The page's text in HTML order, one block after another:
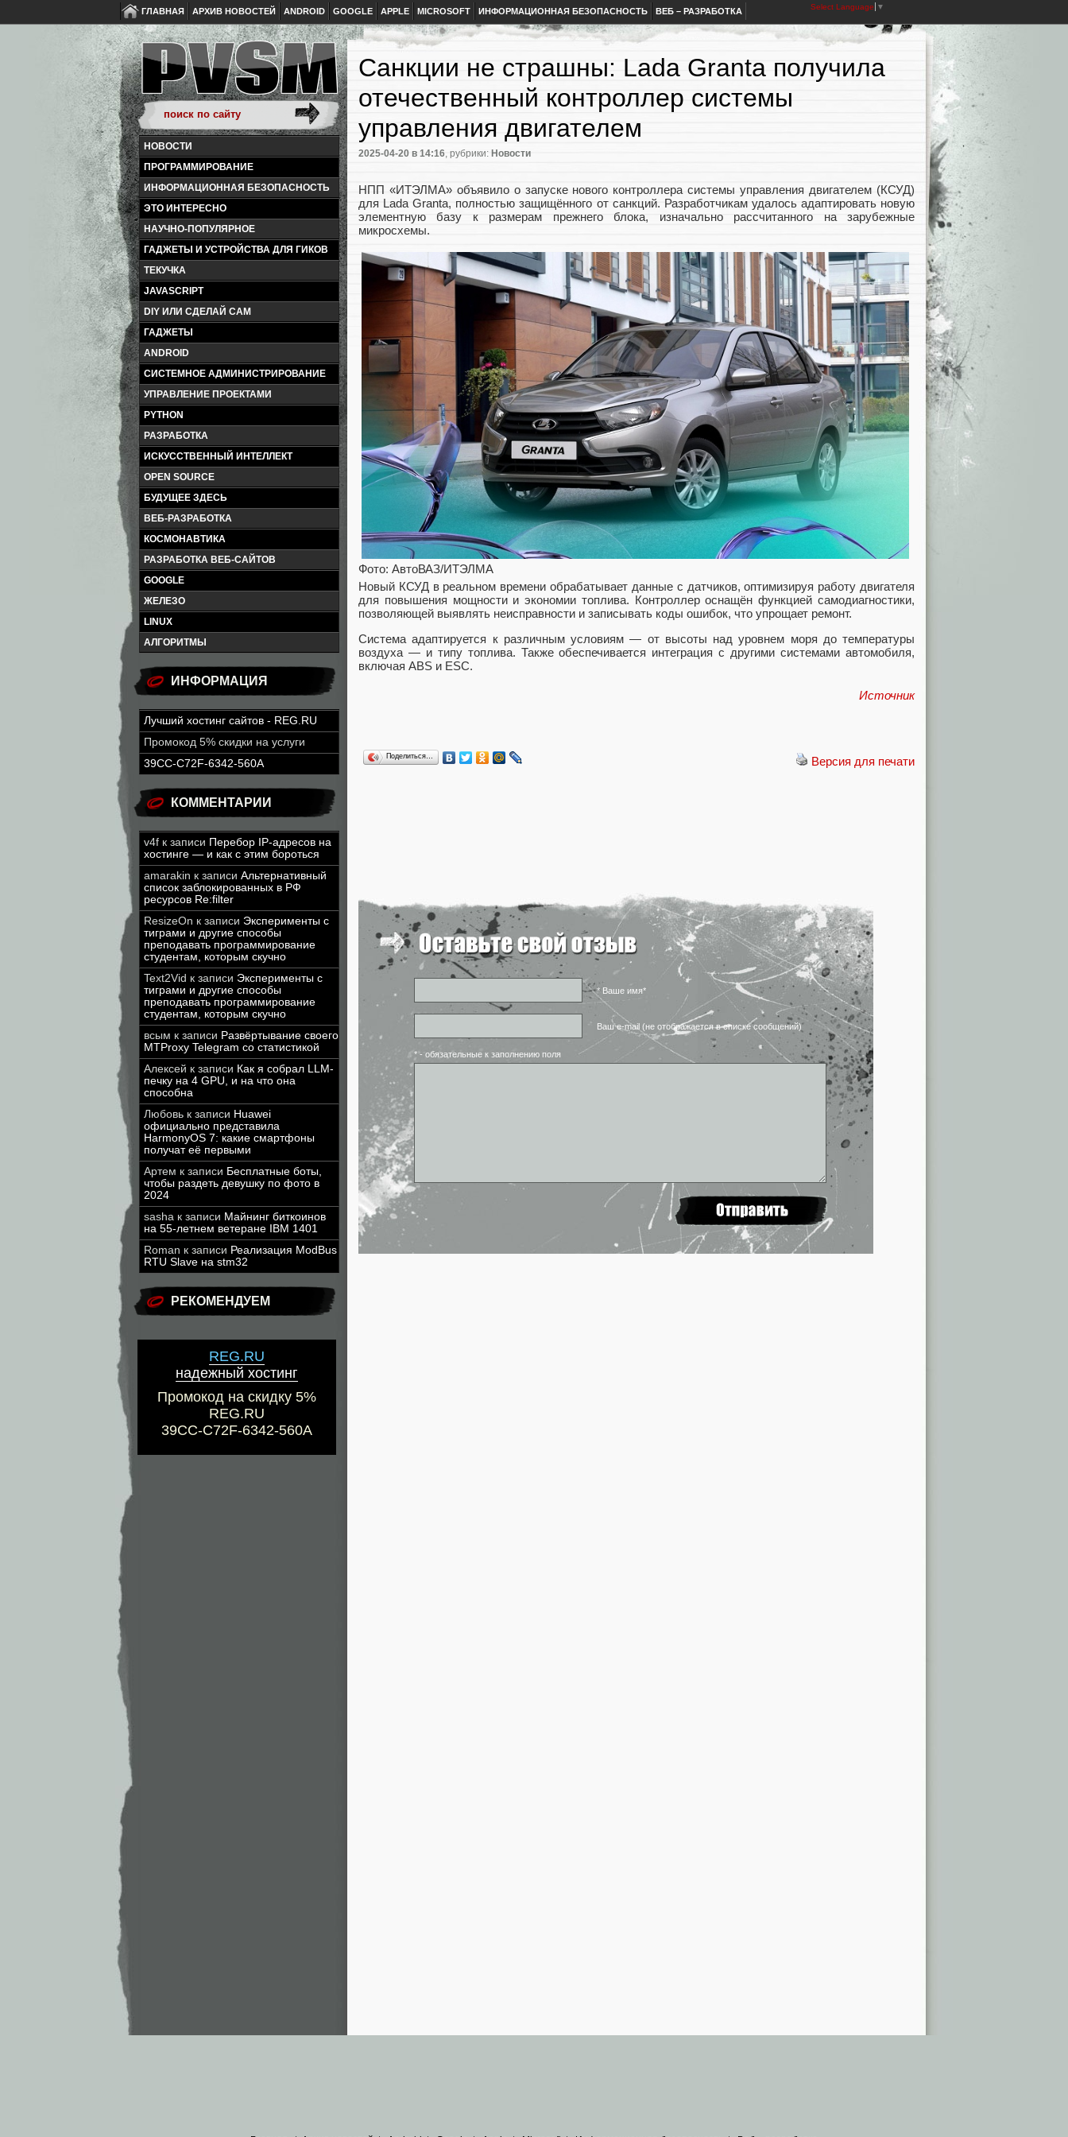
ГЛАВНАЯ АРХИВ НОВОСТЕЙ ANDROID GOOGLE APPLE MICROSOFT ИНФОРМАЦИОННАЯ БЕЗОПАСНОСТЬ ВЕБ – РАЗРАБОТКА Select Language ▼
НОВОСТИ
ПРОГРАММИРОВАНИЕ
ИНФОРМАЦИОННАЯ БЕЗОПАСНОСТЬ
ЭТО ИНТЕРЕСНО
НАУЧНО-ПОПУЛЯРНОЕ
ГАДЖЕТЫ И УСТРОЙСТВА ДЛЯ ГИКОВ
ТЕКУЧКА
JAVASCRIPT
DIY ИЛИ СДЕЛАЙ САМ
ГАДЖЕТЫ
ANDROID
СИСТЕМНОЕ АДМИНИСТРИРОВАНИЕ
УПРАВЛЕНИЕ ПРОЕКТАМИ
PYTHON
РАЗРАБОТКА
ИСКУССТВЕННЫЙ ИНТЕЛЛЕКТ
OPEN SOURCE
БУДУЩЕЕ ЗДЕСЬ
ВЕБ-РАЗРАБОТКА
КОСМОНАВТИКА
РАЗРАБОТКА ВЕБ-САЙТОВ
GOOGLE
ЖЕЛЕЗО
LINUX
АЛГОРИТМЫ
ИНФОРМАЦИЯ
Лучший хостинг сайтов - REG.RU
Промокод 5% скидки на услуги
39CC-C72F-6342-560A
КОММЕНТАРИИ
v4f к записи Перебор IP-адресов на
хостинге — и как с этим бороться
amarakin к записи Альтернативный
список заблокированных в РФ
ресурсов Re:filter
ResizeOn к записи Эксперименты с
тиграми и другие способы
преподавать программирование
студентам, которым скучно
Text2Vid к записи Эксперименты с
тиграми и другие способы
преподавать программирование
студентам, которым скучно
всым к записи Развёртывание своего
MTProxy Telegram со статистикой
Алексей к записи Как я собрал LLM-
печку на 4 GPU, и на что она
способна
Любовь к записи Huawei
официально представила
HarmonyOS 7: какие смартфоны
получат её первыми
Артем к записи Бесплатные боты,
чтобы раздеть девушку по фото в
2024
sasha к записи Майнинг биткоинов
на 55-летнем ветеране IBM 1401
Roman к записи Реализация ModBus
RTU Slave на stm32
РЕКОМЕНДУЕМ
REG.RU
надежный хостинг
Промокод на скидку 5%
REG.RU
39CC-C72F-6342-560A
Санкции не страшны: Lada Granta получила
отечественный контроллер системы
управления двигателем
2025-04-20 в 14:16, рубрики: Новости
НПП «ИТЭЛМА» объявило о запуске нового контроллера системы управления двигателем (КСУД)
для Lada Granta, полностью защищённого от санкций. Разработчикам удалось адаптировать новую
элементную базу к размерам прежнего блока, изначально рассчитанного на зарубежные
микросхемы.
Фото: АвтоВАЗ/ИТЭЛМА
Новый КСУД в реальном времени обрабатывает данные с датчиков, оптимизируя работу двигателя
для повышения мощности и экономии топлива. Контроллер оснащён функцией самодиагностики,
позволяющей выявлять неисправности и записывать коды ошибок, что упрощает ремонт.
Система адаптируется к различным условиям — от высоты над уровнем моря до температуры
воздуха — и типу топлива. Также обеспечивается интеграция с другими системами автомобиля,
включая ABS и ESC.
Источник
Версия для печати
Поделиться…
* Ваше имя*
Ваш e-mail (не отображается в списке сообщений)
* - обязательные к заполнению поля